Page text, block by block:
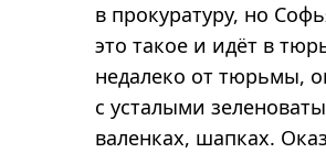
в прокуратуру, но
это такое и идёт в
недалеко от тюрьмы,
с усталыми
валенках, шапках.